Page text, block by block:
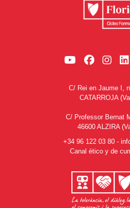
C/ Rei en Jaume I,
CATARROJA
C/ Professor Bernat
46600 ALZIRA
+34 96 122 03 80 -
Canal ético y de